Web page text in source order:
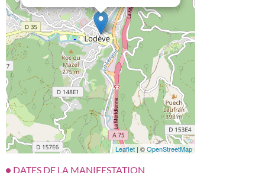
Leaflet | ©OpenStreetMap
DATES DE LA MANIFESTATION